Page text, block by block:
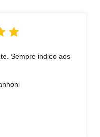
Sempre indico aos